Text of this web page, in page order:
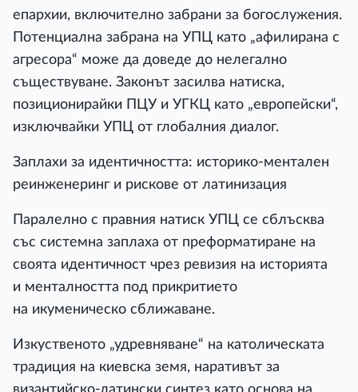
епархии, включително забрани за богослужения.
Потенциална забрана на УПЦ като „афилирана с
агресора“ може да доведе до нелегално
съществуване. Законът засилва натиска,
позиционирайки ПЦУ и УГКЦ като „европейски“,
изключвайки УПЦ от глобалния диалог.
Заплахи за идентичността: историко-ментален
реинженеринг и рискове от латинизация
Паралелно с правния натиск УПЦ се сблъсква
със системна заплаха от преформатиране на
своята идентичност чрез ревизия на историята
и менталността под прикритието
на икуменическо сближаване.
Изкуственото „удревняване“ на католическата
традиция на киевска земя, наративът за
византийско-латински синтез като основа на